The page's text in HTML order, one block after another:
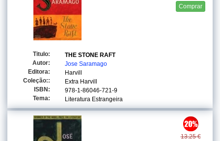
Comprar
Titulo:
THE STONE RAFT
Autor:
Jose Saramago
Editora:
Harvill
Coleção::
Extra Harvill
ISBN:
978-1-86046-721-9
Tema:
Literatura Estrangeira
13.25 €